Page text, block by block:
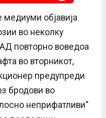
објавија
во неколку
повторно воведоа
во вторникoт,
предупреди
бродови во
неприфатливи“